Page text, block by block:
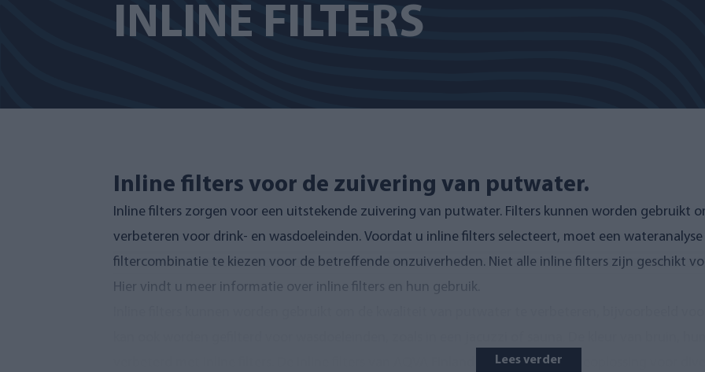
INLINE FILTERS
Inline filters voor de zuivering van putwater.
Inline filters zorgen voor een uitstekende zuivering van putwater. Filters kunnen worden gebruikt
verbeteren voor drink- en wasdoeleinden. Voordat u inline filters selecteert, moet een
filtercombinatie te kiezen voor de betreffende onzuiverheden. Niet alle inline filters zijn geschikt
Hier vindt u meer informatie over inline filters en hun gebruik
verbeterd met inline filters. De inline filters van AQVA Finland bieden een filtratieoplossing voor
Lees verder